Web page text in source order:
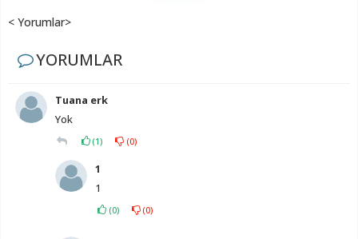
< Yorumlar>
YORUMLAR
Tuana erk
Yok
(1) (0)
1
1
(0) (0)